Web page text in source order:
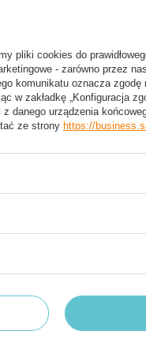
pliki cookies do
- zarówno przez
komunikatu oznacza
w zakładkę „Konfiguracja
danego urządzenia
ze strony https://